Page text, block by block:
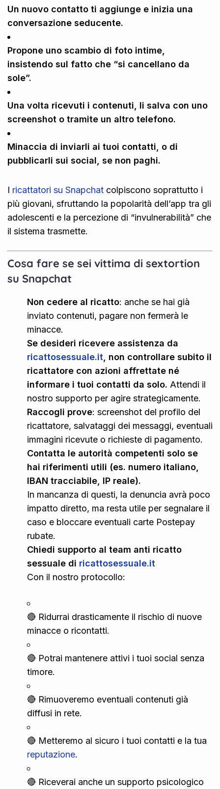
Un nuovo contatto ti aggiunge e inizia una
conversazione seducente.
Propone uno scambio di foto intime,
insistendo sul fatto che “si cancellano da
sole”.
Una volta ricevuti i contenuti, li salva con uno
screenshot o tramite un altro telefono.
Minaccia di inviarli ai tuoi contatti, o di
pubblicarli sui social, se non paghi.
I ricattatori su Snapchat colpiscono soprattutto i
più giovani, sfruttando la popolarità dell’app tra gli
adolescenti e la percezione di “invulnerabilità” che
il sistema trasmette.
Cosa fare se sei vittima di sextortion
su Snapchat
Non cedere al ricatto: anche se hai già
inviato contenuti, pagare non fermerà le
minacce.
Se desideri ricevere assistenza da
ricattosessuale.it, non controllare subito il
ricattatore con azioni affrettate né
informare i tuoi contatti da solo. Attendi il
nostro supporto per agire strategicamente.
Raccogli prove: screenshot del profilo del
ricattatore, salvataggi dei messaggi, eventuali
immagini ricevute o richieste di pagamento.
Contatta le autorità competenti solo se
hai riferimenti utili (es. numero italiano,
IBAN tracciabile, IP reale).
In mancanza di questi, la denuncia avrà poco
impatto diretto, ma resta utile per segnalare il
caso e bloccare eventuali carte Postepay
rubate.
Chiedi supporto al team anti ricatto
sessuale di ricattosessuale.it
Con il nostro protocollo:
🔴 Ridurrai drasticamente il rischio di nuove
minacce o ricontatti.
🔴 Potrai mantenere attivi i tuoi social senza
timore.
🔴 Rimuoveremo eventuali contenuti già
diffusi in rete.
🔴 Metteremo al sicuro i tuoi contatti e la tua
reputazione.
🔴 Riceverai anche un supporto psicologico